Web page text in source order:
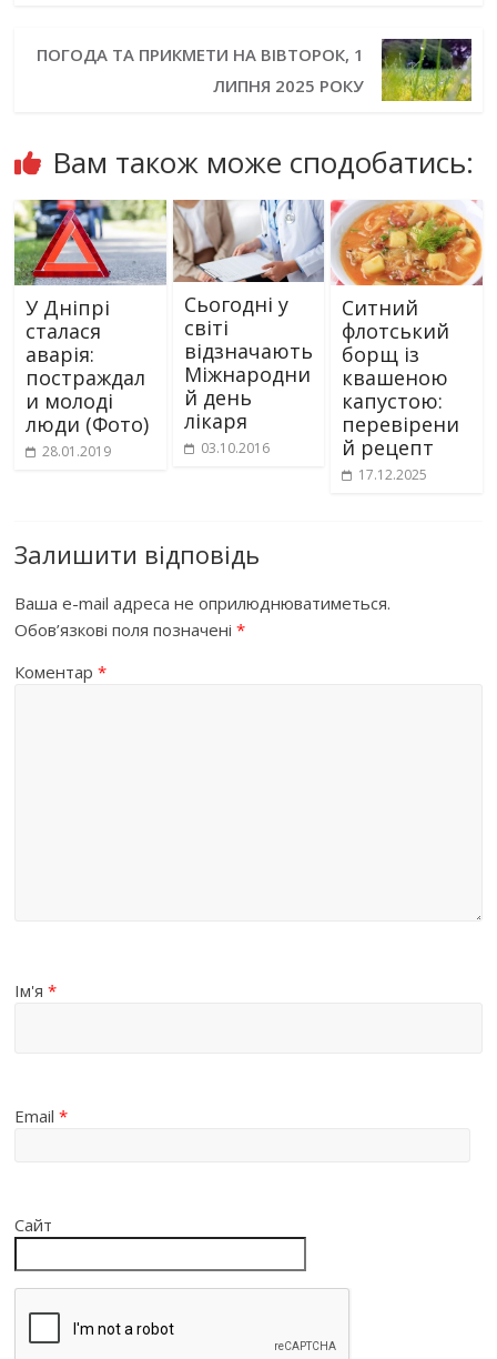
ПОГОДА ТА ПРИКМЕТИ НА ВІВТОРОК, 1
ЛИПНЯ 2025 РОКУ
Вам також може сподобатись:
У Дніпрі
сталася
аварія:
постраждал
и молоді
люди (Фото)
28.01.2019
Сьогодні у
світі
відзначають
Міжнародни
й день
лікаря
03.10.2016
Ситний
флотський
борщ із
квашеною
капустою:
перевірени
й рецепт
17.12.2025
Залишити відповідь
Ваша e-mail адреса не оприлюднюватиметься.
Обов’язкові поля позначені*
Коментар*
Ім'я*
Email*
Сайт